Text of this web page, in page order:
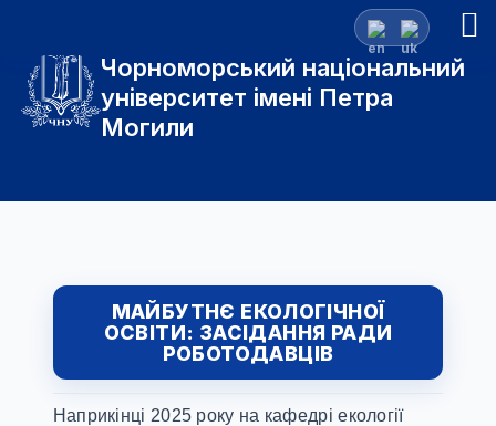
Чорноморський національний
університет імені Петра
Могили
МАЙБУТНЄ ЕКОЛОГІЧНОЇ
ОСВІТИ: ЗАСІДАННЯ РАДИ
РОБОТОДАВЦІВ
Наприкінці 2025 року на кафедрі екології